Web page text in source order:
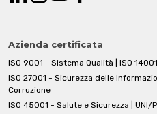
Azienda certificata
ISO 9001 - Sistema Qualità | ISO
ISO 27001 - Sicurezza delle
Corruzione
ISO 45001 - Salute e Sicurezza | UNI/